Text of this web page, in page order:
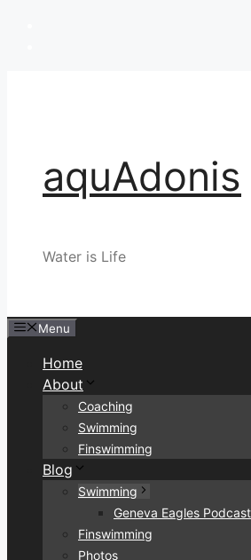
aquAdonis
Water is Life
Menu
Home
About
Coaching
Swimming
Finswimming
Blog
Swimming
Geneva Eagles Podcast
Finswimming
Photos